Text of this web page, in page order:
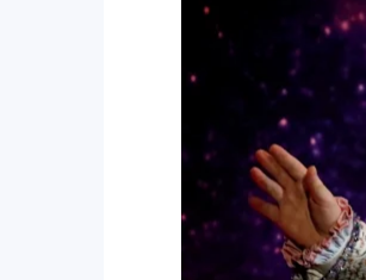
Lady Gaga
que marca el
J Balvin y Ryan
Snake y Eladio
¿Cristian Castro
amorosa y